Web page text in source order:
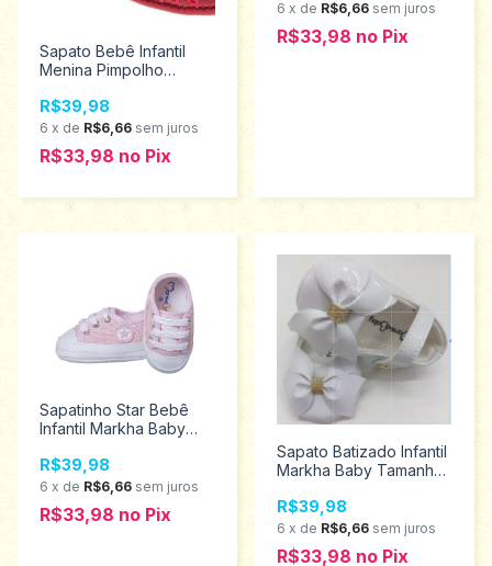
Sapato Bebê Infantil
Menina Pimpolho
R$39,98
6 x de R$6,66 sem juros
R$33,98 no Pix
6 x de R$6,66 sem juros
R$33,98 no Pix
Sapatinho Star Bebê
Infantil Markha Baby
R$39,98
6 x de R$6,66 sem juros
R$33,98 no Pix
Sapato Batizado Infantil
Markha Baby Tamanhos
R$39,98
6 x de R$6,66 sem juros
R$33,98 no Pix